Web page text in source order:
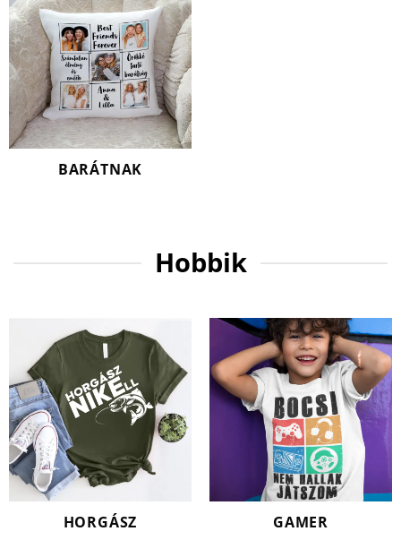
BARÁTNAK
Hobbik
HORGÁSZ GAMER